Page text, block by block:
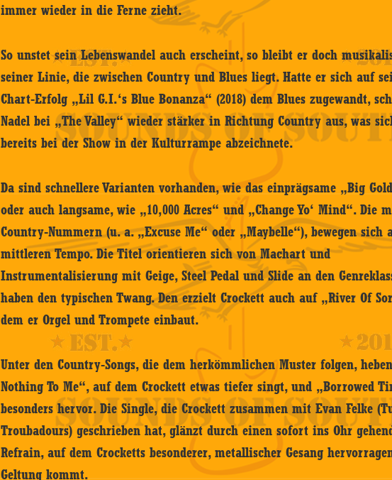
immer wieder in die Ferne zieht.
So unstet sein Lebenswandel auch erscheint, so bleibt er doch
seiner Linie, die zwischen Country und Blues liegt. Hatte er sich auf
Chart-Erfolg „Lil G.I.‘s Blue Bonanza“ (2018) dem Blues zugewandt,
Nadel bei „The Valley“ wieder stärker in Richtung Country aus, was
bereits bei der Show in der Kulturrampe abzeichnete.
Da sind schnellere Varianten vorhanden, wie das einprägsame „Big
oder auch langsame, wie „10,000 Acres“ und „Change Yo‘ Mind“. Die
Country-Nummern (u. a. „Excuse Me“ oder „Maybelle“), bewegen sich
mittleren Tempo. Die Titel orientieren sich von Machart und
Instrumentalisierung mit Geige, Steel Pedal und Slide an den
haben den typischen Twang. Den erzielt Crockett auch auf „River Of
dem er Orgel und Trompete einbaut.
Unter den Country-Songs, die dem herkömmlichen Muster folgen,
Nothing To Me“, auf dem Crockett etwas tiefer singt, und „Borrowed
besonders hervor. Die Single, die Crockett zusammen mit Evan Felke
Troubadours) geschrieben hat, glänzt durch einen sofort ins Ohr
Refrain, auf dem Crocketts besonderer, metallischer Gesang
Geltung kommt.